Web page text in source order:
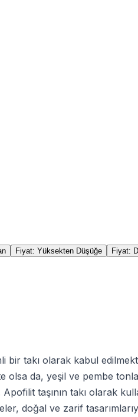
Fiyat: Yüksekten Düşüğe Fiyat:
bir takı olarak kabul
da, yeşil ve pembe
taşının takı olarak
doğal ve zarif